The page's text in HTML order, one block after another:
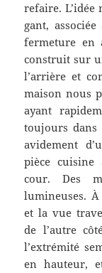
refaire.
gant,
fermeture en
construit sur
l’arrière et
maison nous
ayant
toujours dans
avidement
pièce cuisine
cour. Des
lumineuses.
et la vue
de l’autre
l’extrémité
en hauteur,